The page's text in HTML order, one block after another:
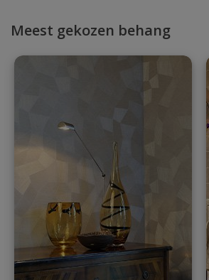
Meest gekozen behang